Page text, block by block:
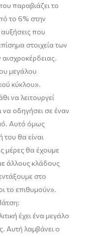
παραβιάζει το
το 6% στην
που
στοιχεία των
αισχροκέρδειας.
μεγάλου
κύκλου».
να λειτουργεί
να οδηγήσει σε έναν
Αυτό όμως
του θα είναι
μέρες θα έχουμε
άλλους κλάδους
στο
το επιθυμούν».
:
έχει ένα μεγάλο
Αυτή λαμβάνει ο